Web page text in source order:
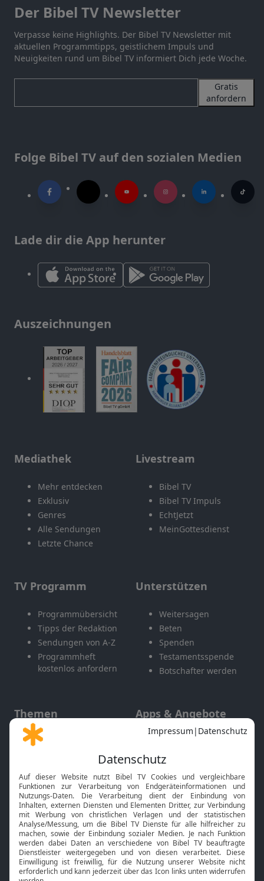
Der Bibel TV Newsletter
Verpasse keine Highlights. Der Bibel TV Newsletter mit
aktuellen Programmtipps, geistlichem Impuls und
Neuigkeiten rund um Bibel TV informiert Dich jede Woche.
Gratis
anfordern
Folge Bibel TV auf den sozialen Medien
Lade dir die App herunter
Auszeichnungen
Mediathek
Mehr entdecken
Exklusiv
Genres
Alle Sendungen
Letzte Chance
Livestream
Bibel TV
Bibel TV Impuls
EchtJetzt
MeinGottesdienst
TV Programm
Programmübersicht
Tipps der Redaktion
Sendungen von A-Z
Programmheft
kostenlos anfordern
Unterstützen
Weitersagen
Beten
Spenden
Testamentsspende
Botschafter werden
Themen
Gott und Bibel erklärt
Neuigkeiten
Apps & Angebote
Mobile App
Smart TV
HbbTV
Bibelthek Online-Bibel
Nächster Gottesdienst
Bibel TV Service